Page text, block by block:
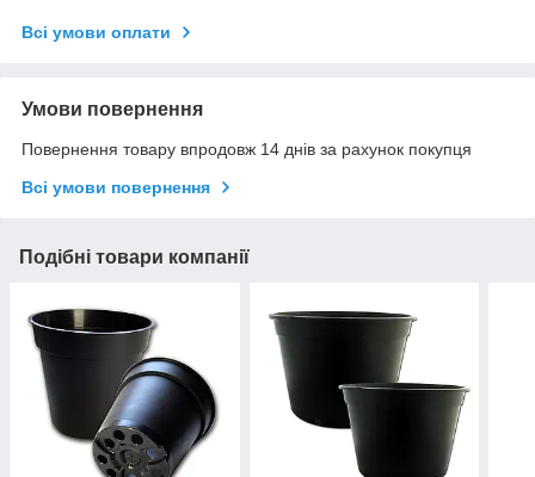
Всі умови оплати
Умови повернення
Повернення товару впродовж 14 днів за рахунок покупця
Всі умови повернення
Подібні товари компанії